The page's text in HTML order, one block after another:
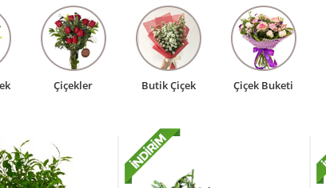
Çiçekler Butik Çiçek Çiçek Buketi